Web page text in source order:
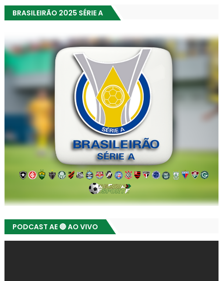
BRASILEIRÃO 2025 SÉRIE A
PODCAST AE 🔴 AO VIVO